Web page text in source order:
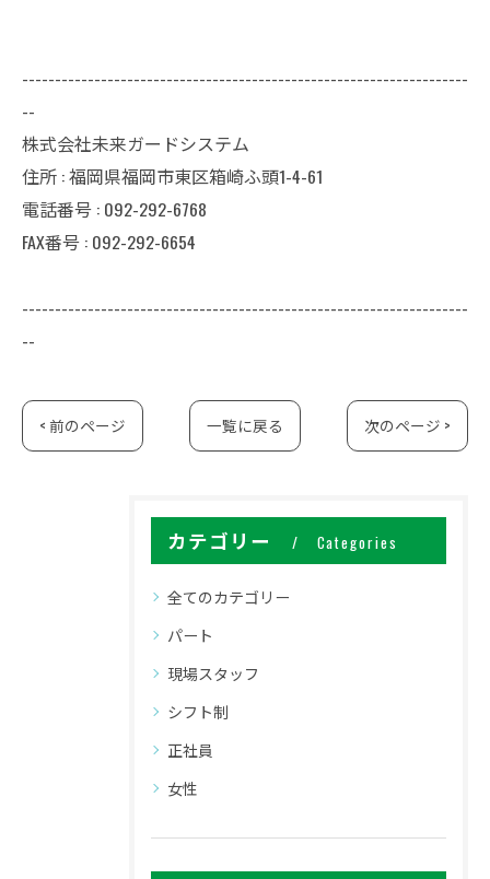
--------------------------------------------------------------------
--
株式会社未来ガードシステム
住所 : 福岡県福岡市東区箱崎ふ頭1-4-61
電話番号 : 092-292-6768
FAX番号 : 092-292-6654
--------------------------------------------------------------------
--
< 前のページ 一覧に戻る 次のページ >
カテゴリー Categories
全てのカテゴリー
パート
現場スタッフ
シフト制
正社員
女性